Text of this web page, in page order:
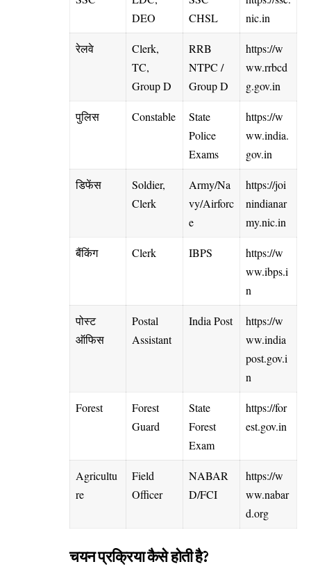
DEO
CHSL
nic.in
रेलवे
Clerk,
TC,
Group D
RRB
NTPC /
Group D
https://w
ww.rrbcd
g.gov.in
पुलिस Constable
State
Police
Exams
https://w
ww.india.
gov.in
डिफेंस
Soldier,
Clerk
Army/Na
vy/Airforc
e
https://joi
nindianar
my.nic.in
बैंकिंग Clerk IBPS
https://w
ww.ibps.i
n
पोस्ट
ऑफिस
Postal
Assistant
India Post
https://w
ww.india
post.gov.i
n
Forest
Forest
Guard
State
Forest
Exam
https://for
est.gov.in
Agricultu
re
Field
Officer
NABAR
D/FCI
https://w
ww.nabar
d.org
चयन प्रक्रिया कैसे होती है?